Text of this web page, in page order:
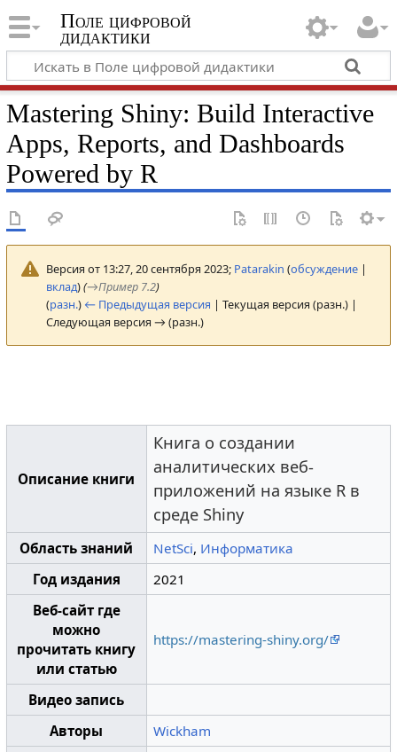
Поле цифровой
дидактики
Mastering Shiny: Build Interactive
Apps, Reports, and Dashboards
Powered by R
Версия от 13:27, 20 сентября 2023; Patarakin (обсуждение|
вклад)(→Пример 7.2)
(разн.) ← Предыдущая версия | Текущая версия (разн.) |
Следующая версия → (разн.)
Описание книги
Книга о создании
аналитических веб-
приложений на языке R в
среде Shiny
Область знаний NetSci, Информатика
Год издания
2021
Веб-сайт где
можно
прочитать книгу
или статью
https://mastering-shiny.org/
Видео запись
Авторы
Wickham